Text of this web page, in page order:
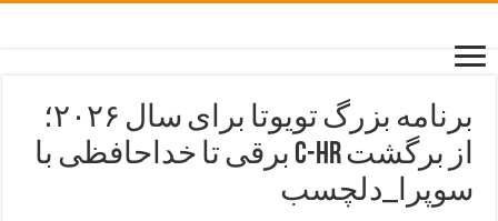
برنامه بزرگ تویوتا برای سال ۲۰۲۶؛
از برگشت C-HR برقی تا خداحافظی با
سوپرا_دلچسب